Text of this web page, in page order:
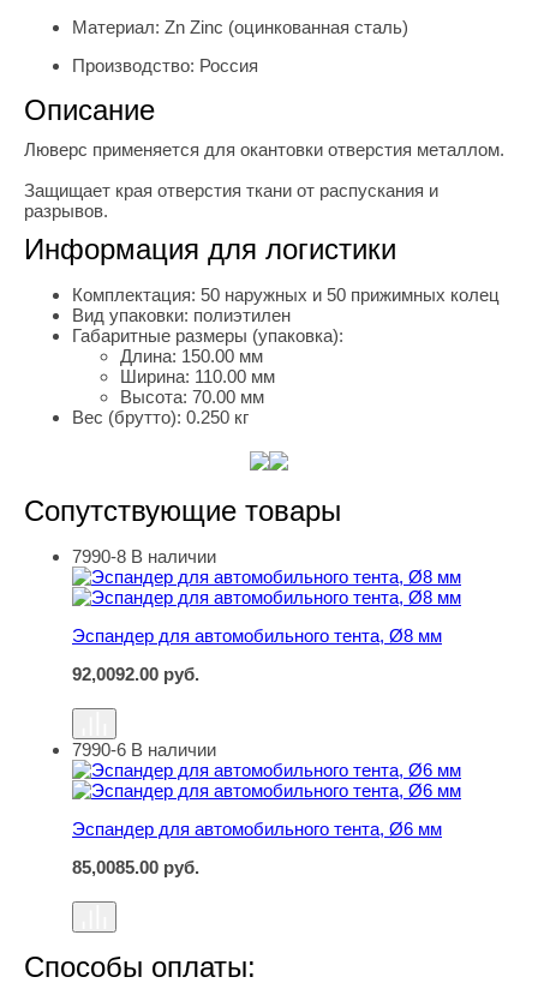
Материал: Zn Zinc (оцинкованная сталь)
Производство: Россия
Описание
Люверс применяется для окантовки отверстия металлом.
Защищает края отверстия ткани от распускания и
разрывов.
Информация для логистики
Комплектация: 50 наружных и 50 прижимных колец
Вид упаковки: полиэтилен
Габаритные размеры (упаковка):
Длина: 150.00 мм
Ширина: 110.00 мм
Высота: 70.00 мм
Вес (брутто): 0.250 кг
Сопутствующие товары
Эспандер для автомобильного тента, Ø8 мм
7990-8 В наличии
Эспандер для автомобильного тента, Ø8 мм
92,0092.00 руб.
Эспандер для автомобильного тента, Ø6 мм
7990-6 В наличии
Эспандер для автомобильного тента, Ø6 мм
85,0085.00 руб.
Способы оплаты: